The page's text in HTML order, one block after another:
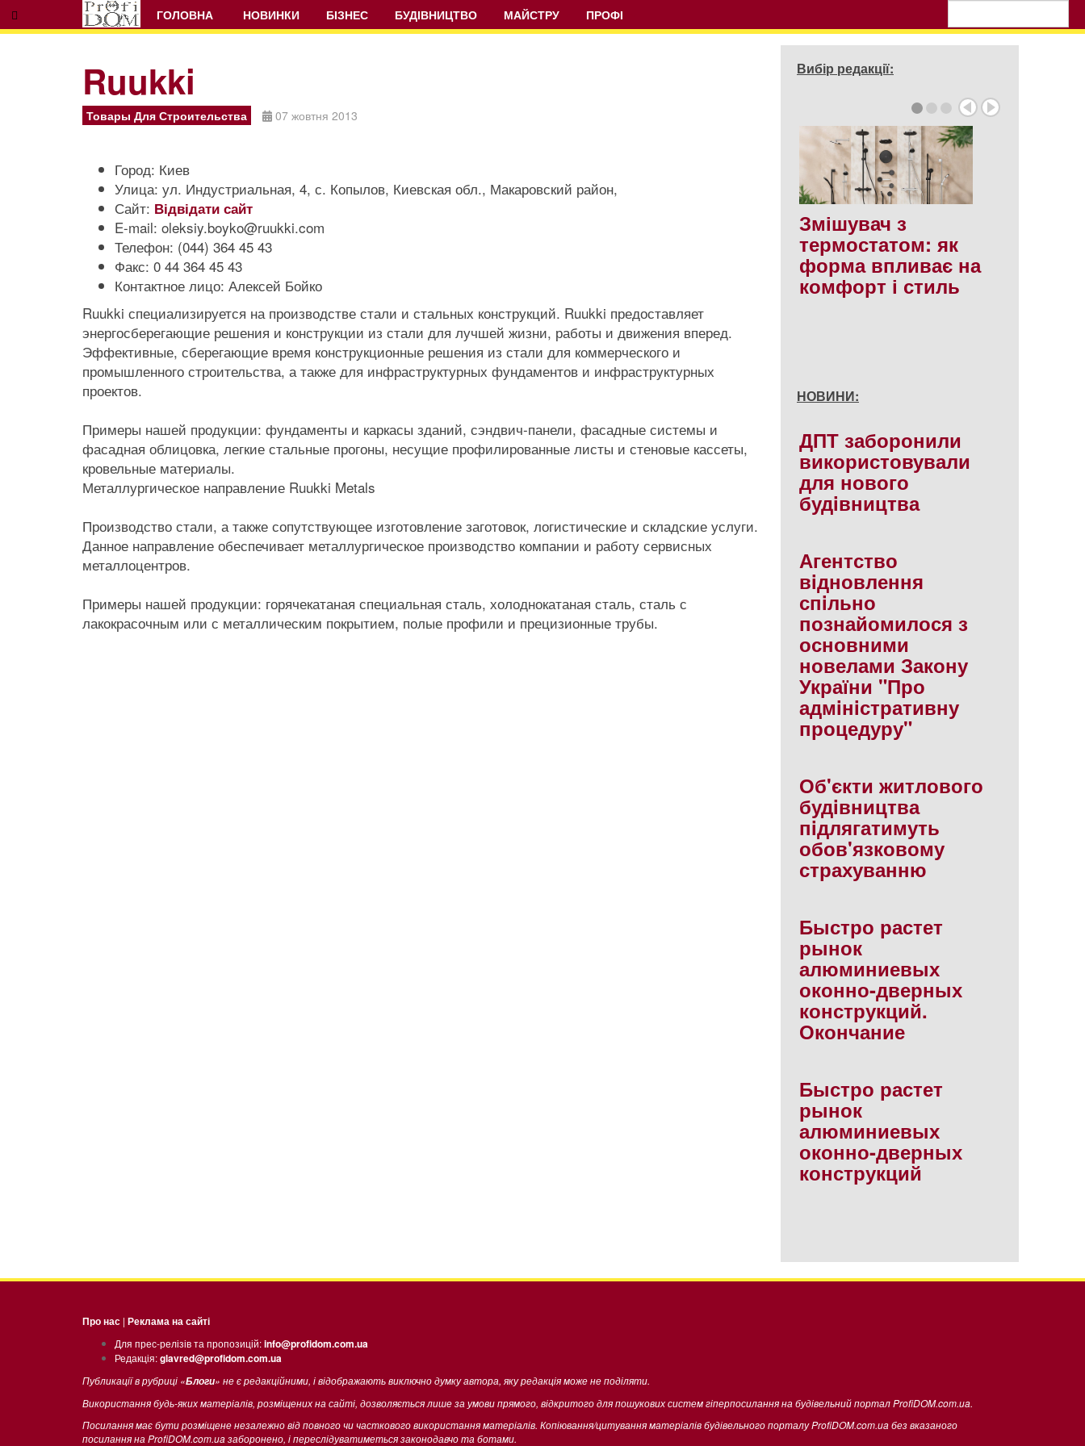
ГОЛОВНА НОВИНКИ БІЗНЕС БУДІВНИЦТВО МАЙСТРУ ПРОФІ
Ruukki
Товары Для Строительства 07 жовтня 2013
Город: Киев
Улица: ул. Индустриальная, 4, с. Копылов, Киевская обл., Макаровский район,
Сайт: Відвідати сайт
E-mail: oleksiy.boyko@ruukki.com
Телефон: (044) 364 45 43
Факс: 0 44 364 45 43
Контактное лицо: Алексей Бойко
Ruukki специализируется на производстве стали и стальных конструкций. Ruukki предоставляет
энергосберегающие решения и конструкции из стали для лучшей жизни, работы и движения вперед.
Эффективные, сберегающие время конструкционные решения из стали для коммерческого и
промышленного строительства, а также для инфраструктурных фундаментов и инфраструктурных
проектов.
Примеры нашей продукции: фундаменты и каркасы зданий, сэндвич-панели, фасадные системы и
фасадная облицовка, легкие стальные прогоны, несущие профилированные листы и стеновые кассеты,
кровельные материалы.
Металлургическое направление Ruukki Metals
Производство стали, а также сопутствующее изготовление заготовок, логистические и складские услуги.
Данное направление обеспечивает металлургическое производство компании и работу сервисных
металлоцентров.
Примеры нашей продукции: горячекатаная специальная сталь, холоднокатаная сталь, сталь с
лакокрасочным или с металлическим покрытием, полые профили и прецизионные трубы.
Вибір редакції:
PrevNext
Змішувач з
термостатом: як
форма впливає на
комфорт і стиль
НОВИНИ:
ДПТ заборонили
використовували
для нового
будiвництва
Агентство
вiдновлення
спiльно
познайомилося з
основними
новелами Закону
України "Про
адмiнiстративну
процедуру"
Об'єкти житлового
будiвництва
пiдлягатимуть
обов'язковому
страхуванню
Быстро растет
рынок
алюминиевых
оконно-дверных
конструкций.
Окончание
Быстро растет
рынок
алюминиевых
оконно-дверных
конструкций
Про нас | Реклама на сайті
Для прес-релізів та пропозицій:info@profidom.com.ua
Редакція:glavred@profidom.com.ua
Публикації в рубриці «Блоги» не є редакційними, і відображають виключно думку автора, яку редакція може не поділяти.
Використання будь-яких матеріалів, розміщених на сайті, дозволяється лише за умови прямого, відкритого для пошукових систем гіперпосилання на будівельний портал ProfiDOM.com.ua.
Посилання має бути розміщене незалежно від повного чи часткового використання матеріалів. Копіювання/цитування матеріалів будівельного порталу ProfiDOM.com.ua без вказаного
посилання на ProfiDOM.com.ua заборонено, і переслідуватиметься законодавчо та ботами.